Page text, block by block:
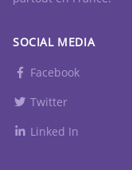
SOCIAL MEDIA
Facebook
Twitter
Linked In